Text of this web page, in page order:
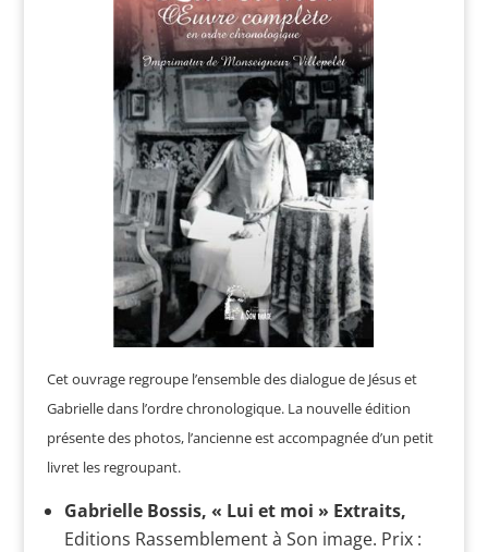
Cet ouvrage regroupe l’ensemble des dialogue de Jésus et
Gabrielle dans l’ordre chronologique. La nouvelle édition
présente des photos, l’ancienne est accompagnée d’un petit
livret les regroupant.
Gabrielle Bossis, « Lui et moi » Extraits,
Editions Rassemblement à Son image. Prix :